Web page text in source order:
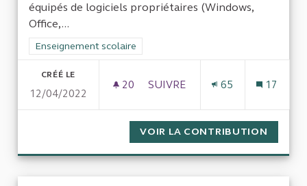
équipés de logiciels propriétaires (Windows,
Office,...
Filtrer les résultats de la catégorie : Enseignement scolaire
Enseignement scolaire
CRÉÉ LE
12/04/2022
20 20 ABONNÉS
SUIVRE
65 17
VOIR LA CONTRIBUTION